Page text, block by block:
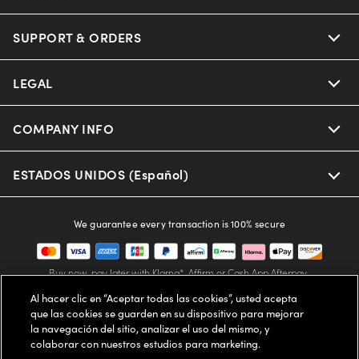
Oakley
Miu Miu
Prada
Coach
The Exceptionals
Our Sunglasses
Our Contact Lenses
Eyewear Trends
Our Lenses
Vision Guide
Offers & Discount
Insurance
FSA & HSA
SUPPORT & ORDERS
Help Center
Online Order Status
Shipping & Returns
Frame Advisor
Style Guide
FAQs
LEGAL
Privacy Policy
Terms of Use
Independent Doctor's Notice
AdChoices
Your Privacy Choices
COMPANY INFO
About us
Accessibility
Our Flagship Stores
Careers
Find a Store
ESTADOS UNIDOS (Español)
We guarantee every transaction is 100% secure
Buy now, pay later with Klarna*, Affirm or Cash App Afterpay.
Al hacer clic en “Aceptar todas las cookies”, usted acepta
que las cookies se guarden en su dispositivo para mejorar
la navegación del sitio, analizar el uso del mismo, y
colaborar con nuestros estudios para marketing.